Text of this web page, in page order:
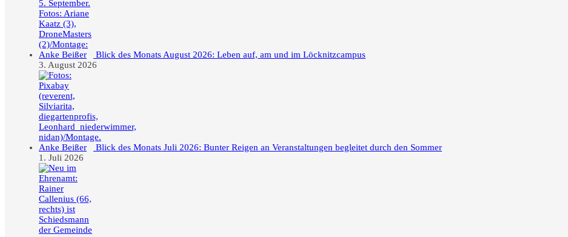
Blick des Monats August 2026: Leben auf, am und im Löcknitzcampus
3. August 2026
Blick des Monats Juli 2026: Bunter Reigen an Veranstaltungen begleitet durch den Sommer
1. Juli 2026